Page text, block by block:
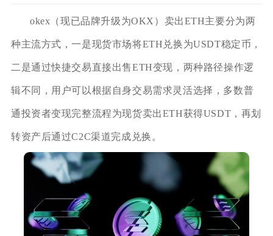
okex（现已品牌升级为OKX）卖出ETH主要分为两
种主流方式，一是现货市场将ETH兑换为USDT稳定币，
二是通过快捷交易直接出售ETH变现，两种路径操作逻
辑不同，用户可以根据自身交易需求灵活选择，多数普
通投资者变现完整流程为现货卖出ETH获得USDT，再划
转资产后通过C2C渠道完成兑换。